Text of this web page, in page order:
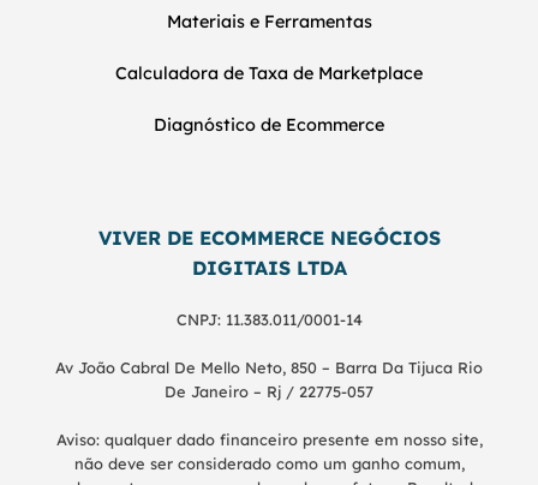
Materiais e Ferramentas
Calculadora de Taxa de Marketplace
Diagnóstico de Ecommerce
VIVER DE ECOMMERCE NEGÓCIOS
DIGITAIS LTDA
CNPJ: 11.383.011/0001-14
Av João Cabral De Mello Neto, 850 – Barra Da Tijuca Rio
De Janeiro – Rj / 22775-057
Aviso: qualquer dado financeiro presente em nosso site,
não deve ser considerado como um ganho comum,